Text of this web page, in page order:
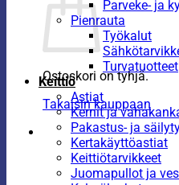
Ostoskori on tyhjä.
Takaisin kauppaan
Parveke- ja
Pienrauta
Työkalut
Turvatuotteet
Keittiö
Astiat
Kernit ja
Pakastus- ja
Kertakäyttöastiat
Keittiötarvikkeet
Juomapullot ja